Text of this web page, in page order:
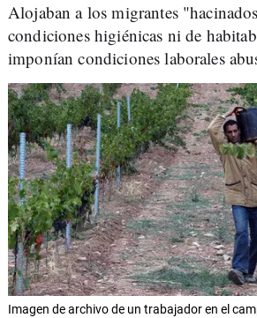
Alojaban a los migrantes
condiciones higiénicas ni de
imponían condiciones laborales
Imagen de archivo de un trabajador en el